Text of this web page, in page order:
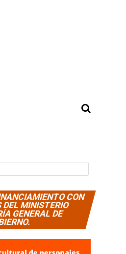
CON
DEL MINISTERIO
GENERAL DE